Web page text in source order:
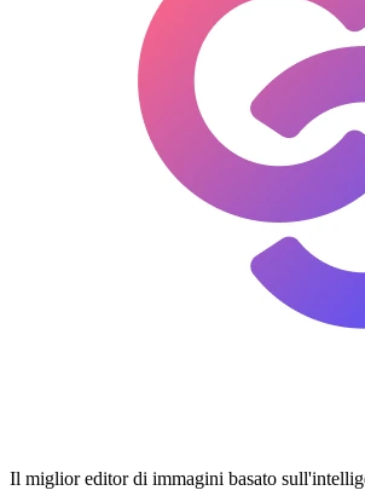
Il miglior editor di immagini basato